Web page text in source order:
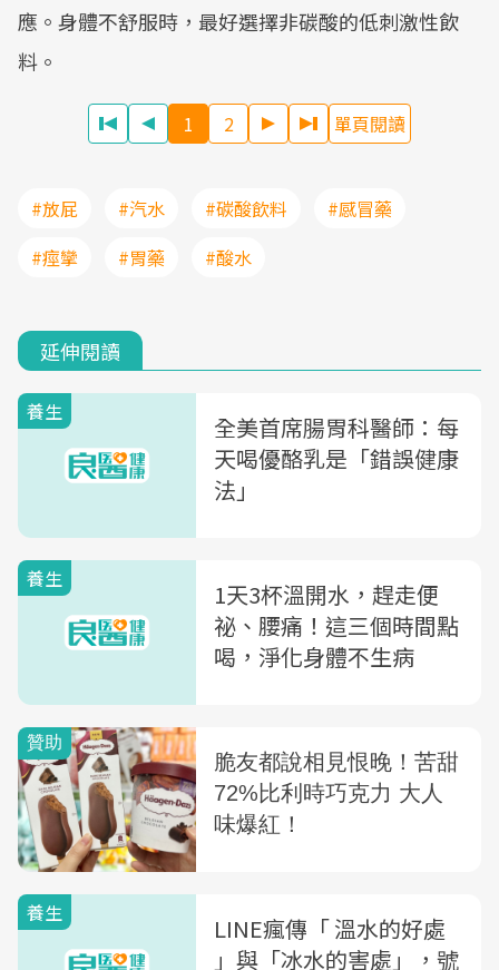
應。身體不舒服時，最好選擇非碳酸的低刺激性飲
料。
1 2 單頁閱讀
#放屁 #汽水 #碳酸飲料
#感冒藥
#痙攣
#胃藥 #酸水
延伸閱讀
養生
全美首席腸胃科醫師：每
天喝優酪乳是「錯誤健康
法」
養生
1天3杯溫開水，趕走便
祕、腰痛！這三個時間點
喝，淨化身體不生病
養生
LINE瘋傳「 溫水的好處
」與「冰水的害處」，號